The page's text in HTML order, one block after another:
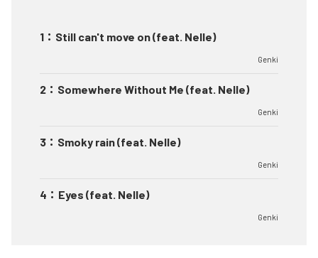
1 ： Still can't move on (feat. Nelle)
Genki
2 ： Somewhere Without Me (feat. Nelle)
Genki
3 ： Smoky rain (feat. Nelle)
Genki
4 ： Eyes (feat. Nelle)
Genki